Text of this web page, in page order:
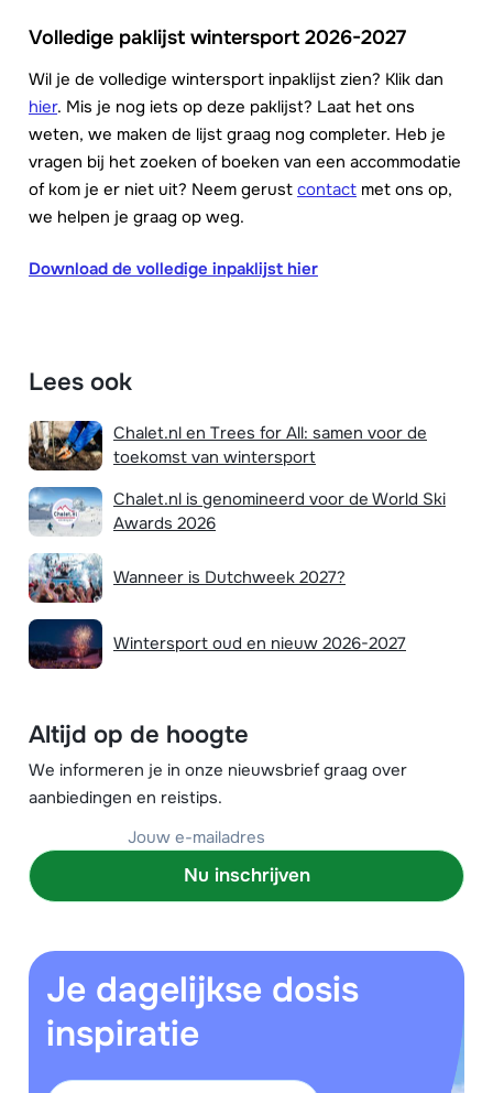
Volledige paklijst wintersport 2026-2027
Wil je de volledige wintersport inpaklijst zien? Klik dan
hier. Mis je nog iets op deze paklijst? Laat het ons
weten, we maken de lijst graag nog completer. Heb je
vragen bij het zoeken of boeken van een accommodatie
of kom je er niet uit? Neem gerust contact met ons op,
we helpen je graag op weg.
Download de volledige inpaklijst hier
Lees ook
Chalet.nl en Trees for All: samen voor de
toekomst van wintersport
Chalet.nl is genomineerd voor de World Ski
Awards 2026
Wanneer is Dutchweek 2027?
Wintersport oud en nieuw 2026-2027
Altijd op de hoogte
We informeren je in onze nieuwsbrief graag over
aanbiedingen en reistips.
Nu inschrijven
Je dagelijkse dosis
inspiratie